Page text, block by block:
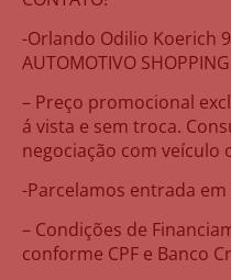
-Orlando Odilio Koerich
AUTOMOTIVO SHOPPING
– Preço promocional
á vista e sem troca.
negociação com veículo
-Parcelamos entrada
– Condições de
conforme CPF e Banco